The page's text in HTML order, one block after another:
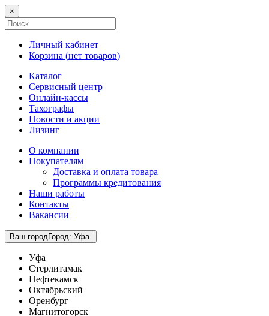
×
Личный кабинет
Корзина (нет товаров)
Каталог
Сервисный центр
Онлайн-кассы
Тахографы
Новости и акции
Лизинг
О компании
Покупателям
Доставка и оплата товара
Программы кредитования
Наши работы
Контакты
Вакансии
Ваш городГород: Уфа
Уфа
Стерлитамак
Нефтекамск
Октябрьский
Оренбург
Магнитогорск